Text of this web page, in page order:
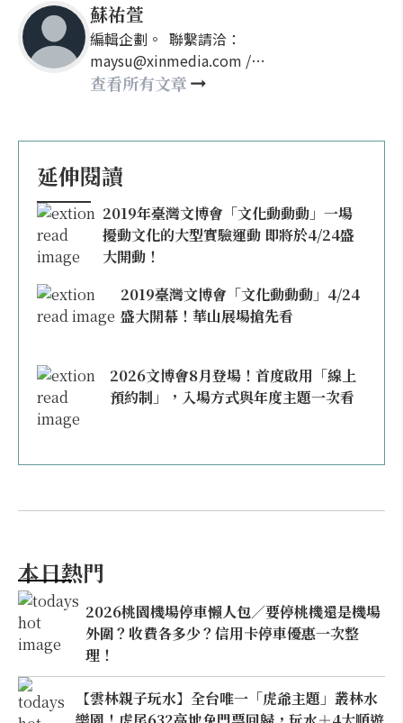
蘇祐萱
編輯企劃。 聯繫請洽：
maysu@xinmedia.com /
may860527@gmail.com
查看所有文章
延伸閱讀
2019年臺灣文博會「文化動動動」一場
擾動文化的大型實驗運動 即將於4/24盛
大開動！
2019臺灣文博會「文化動動動」4/24
盛大開幕！華山展場搶先看
2026文博會8月登場！首度啟用「線上
預約制」，入場方式與年度主題一次看
本日熱門
2026桃園機場停車懶人包／要停桃機還是機場
外圍？收費各多少？信用卡停車優惠一次整
理！
【雲林親子玩水】全台唯一「虎爺主題」叢林水